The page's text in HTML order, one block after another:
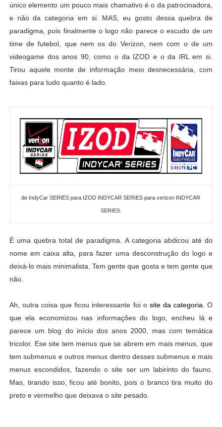
único elemento um pouco mais chamativo é o da patrocinadora,
e não da categoria em si. MAS, eu gosto dessa quebra de
paradigma, pois finalmente o logo não parece o escudo de um
time de futebol, que nem os do Verizon, nem com o de um
videogame dos anos 90, como o da IZOD e o da IRL em si.
Tirou aquele monte de informação meio desnecessária, com
faixas para tudo quanto é lado.
de IndyCar SERIES para IZOD INDYCAR SERIES para verizon INDYCAR
SERIES.
É uma quebra total de paradigma. A categoria abdicou até do
nome em caixa alta, para fazer uma desconstrução do logo e
deixá-lo mais minimalista. Tem gente que gosta e tem gente que
não.
Ah, outra coisa que ficou interessante foi o site da categoria . O
que ela economizou nas informações do logo, encheu lá e
parece um blog do início dos anos 2000, mas com temática
tricolor. Ese site tem menus que se abrem em mais menus, que
tem submenus e outros menus dentro desses submenus e mais
menus escondidos, fazendo o site ser um labirinto do fauno.
Mas, tirando isso, ficou até bonito, pois o branco tira muito do
preto e vermelho que deixava o site pesado.